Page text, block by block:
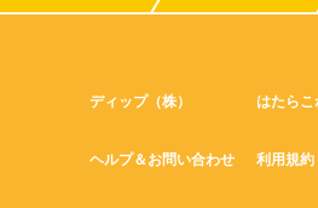
ディップ（株） はたらこ
ヘルプ＆お問い合わせ 利用規約